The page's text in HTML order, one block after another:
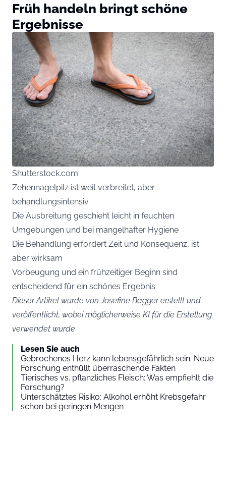
Früh handeln bringt schöne
Ergebnisse
Shutterstock.com
Zehennagelpilz ist weit verbreitet, aber
behandlungsintensiv
Die Ausbreitung geschieht leicht in feuchten
Umgebungen und bei mangelhafter Hygiene
Die Behandlung erfordert Zeit und Konsequenz, ist
aber wirksam
Vorbeugung und ein frühzeitiger Beginn sind
entscheidend für ein schönes Ergebnis
Dieser Artikel wurde von Josefine Bagger erstellt und
veröffentlicht, wobei möglicherweise KI für die Erstellung
verwendet wurde
Lesen Sie auch
Gebrochenes Herz kann lebensgefährlich sein: Neue
Forschung enthüllt überraschende Fakten
Tierisches vs. pflanzliches Fleisch: Was empfiehlt die
Forschung?
Unterschätztes Risiko: Alkohol erhöht Krebsgefahr
schon bei geringen Mengen